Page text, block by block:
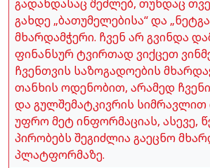
გადახდასაც შეძლებ, თუნდაც
გახდე „ბათუმელებისა“ და
მხარდამჭერი. ჩვენ არ გვინდა
ფინანსურ ტვირთად ვიქცეთ
ჩვენთვის საზოგადოების
თანხის ოდენობით, არამედ
და გულშემატკივრის სიმრავლით
უფრო მეტ ინფორმაციას, ასევე,
პირობებს შეგიძლია გაეცნო
პლატფორმაზე.